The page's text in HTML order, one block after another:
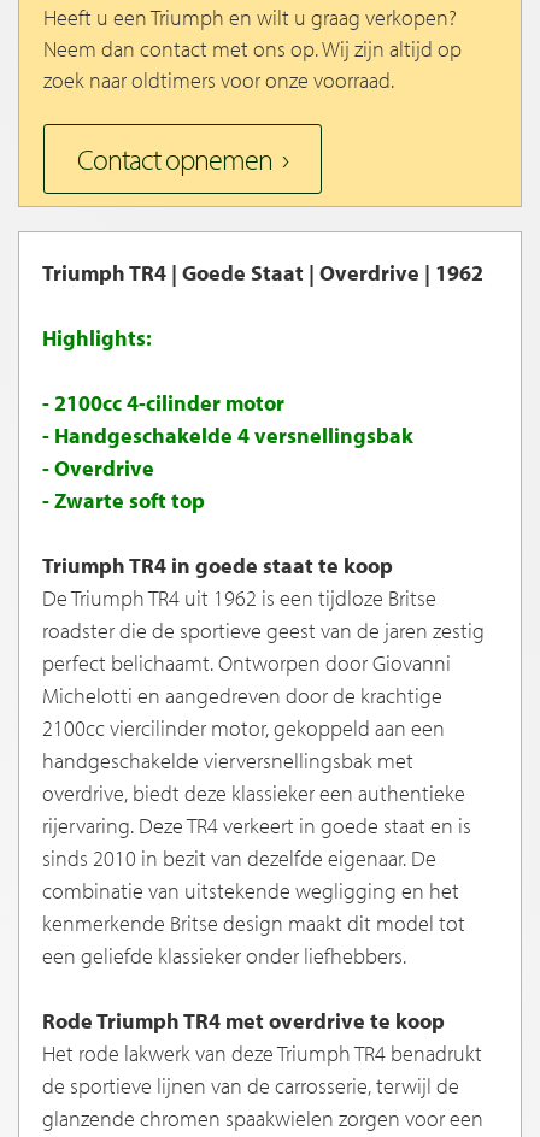
Heeft u een Triumph en wilt u graag verkopen?
Neem dan contact met ons op. Wij zijn altijd op
zoek naar oldtimers voor onze voorraad.
Contact opnemen
Triumph TR4 | Goede Staat | Overdrive | 1962
Highlights:
- 2100cc 4-cilinder motor
- Handgeschakelde 4 versnellingsbak
- Overdrive
- Zwarte soft top
Triumph TR4 in goede staat te koop
De Triumph TR4 uit 1962 is een tijdloze Britse
roadster die de sportieve geest van de jaren zestig
perfect belichaamt. Ontworpen door Giovanni
Michelotti en aangedreven door de krachtige
2100cc viercilinder motor, gekoppeld aan een
handgeschakelde vierversnellingsbak met
overdrive, biedt deze klassieker een authentieke
rijervaring. Deze TR4 verkeert in goede staat en is
sinds 2010 in bezit van dezelfde eigenaar. De
combinatie van uitstekende wegligging en het
kenmerkende Britse design maakt dit model tot
een geliefde klassieker onder liefhebbers.
Rode Triumph TR4 met overdrive te koop
Het rode lakwerk van deze Triumph TR4 benadrukt
de sportieve lijnen van de carrosserie, terwijl de
glanzende chromen spaakwielen zorgen voor een